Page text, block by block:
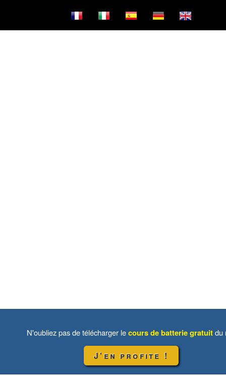
N'oubliez pas de télécharger lecours de batterie gratuitdu
J'en profite !